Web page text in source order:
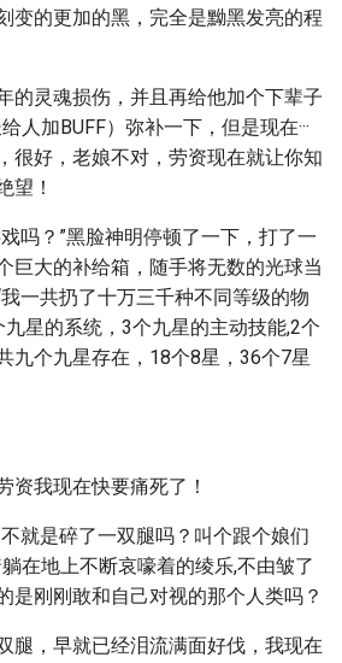
变的更加的黑，完全是黝黑发亮的程
的灵魂损伤，并且再给他加个下辈子
人加BUFF）弥补一下，但是现在···
很好，老娘不对，劳资现在就让你知
望！
吗？”黑脸神明停顿了一下，打了一
巨大的补给箱，随手将无数的光球当
一共扔了十万三千种不同等级的物
星的系统，3个九星的主动技能,2个
九个九星存在，18个8星，36个7星
资我现在快要痛死了！
就是碎了一双腿吗？叫个跟个娘们
在地上不断哀嚎着的绫乐,不由皱了
是刚刚敢和自己对视的那个人类吗？
腿，早就已经泪流满面好伐，我现在